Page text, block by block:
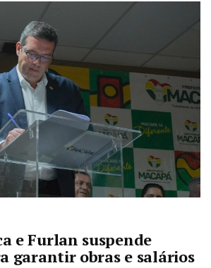
e Furlan suspende
garantir obras e salários